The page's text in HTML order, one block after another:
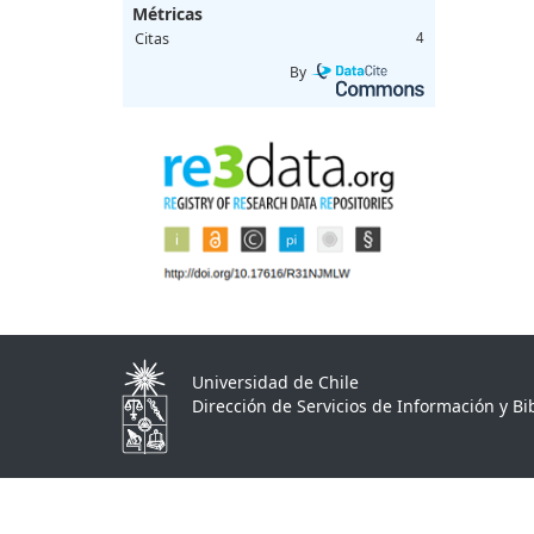
Métricas
Citas 4
By
Universidad de Chile
Dirección de Servicios de Información y